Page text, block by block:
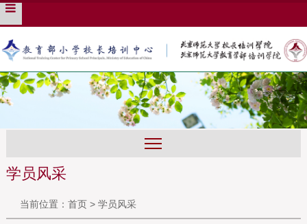
学员风采
当前位置： 首页> 学员风采